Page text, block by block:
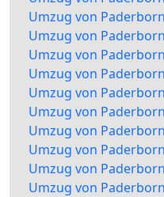
Umzug von
Umzug von
Umzug von
Umzug von
Umzug von
Umzug von
Umzug von
Umzug von
Umzug von
Umzug von